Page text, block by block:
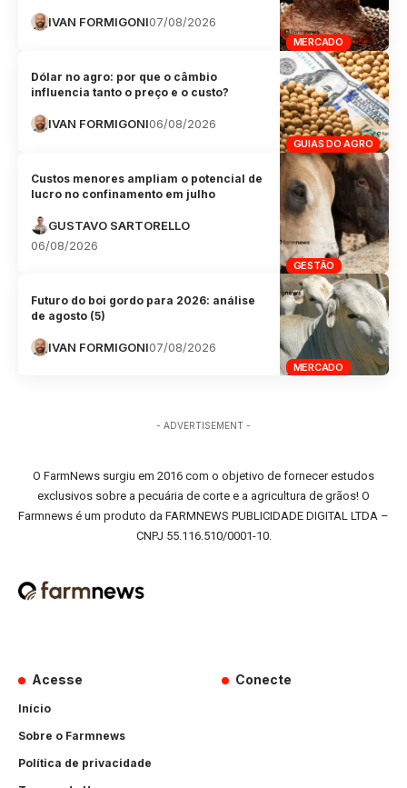
MERCADO
IVAN FORMIGONI07/08/2026
GUIAS DO AGRO
Dólar no agro: por que o câmbio
influencia tanto o preço e o custo?
IVAN FORMIGONI06/08/2026
GESTÃO
Custos menores ampliam o potencial de
lucro no confinamento em julho
GUSTAVO SARTORELLO
06/08/2026
MERCADO
Futuro do boi gordo para 2026: análise
de agosto (5)
IVAN FORMIGONI07/08/2026
- ADVERTISEMENT -
O FarmNews surgiu em 2016 com o objetivo de fornecer estudos
exclusivos sobre a pecuária de corte e a agricultura de grãos! O
Farmnews é um produto da FARMNEWS PUBLICIDADE DIGITAL LTDA –
CNPJ 55.116.510/0001-10.
Acesse
Início
Sobre o Farmnews
Política de privacidade
Conecte